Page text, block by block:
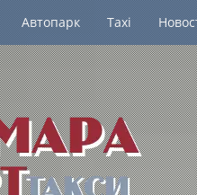
Автопарк Taxi